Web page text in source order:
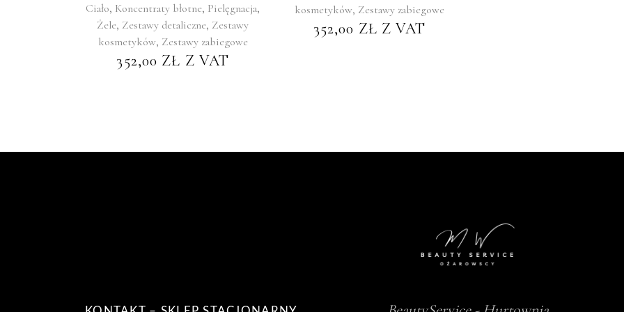
Ciało, Koncentraty błotne, Pielęgnacja,
Żele, Zestawy detaliczne, Zestawy
kosmetyków, Zestawy zabiegowe
352,00 ZŁ Z VAT
kosmetyków, Zestawy zabiegowe
352,00 ZŁ Z VAT